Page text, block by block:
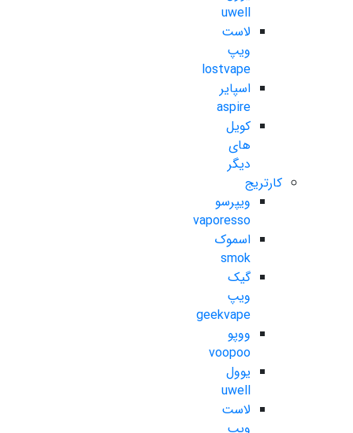
uwell
لاست
ویپ
lostvape
اسپایر
aspire
کویل
های
دیگر
کارتریج
ویپرسو
vaporesso
اسموک
smok
گیک
ویپ
geekvape
ووپو
voopoo
یوول
uwell
لاست
ویپ